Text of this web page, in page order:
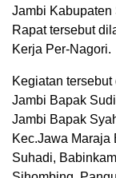
Jambi
Rapat tersebut
Kerja Per-Nagori.
Kegiatan
Jambi Bapak
Jambi Bapak
Kec.Jawa Maraja
Suhadi,